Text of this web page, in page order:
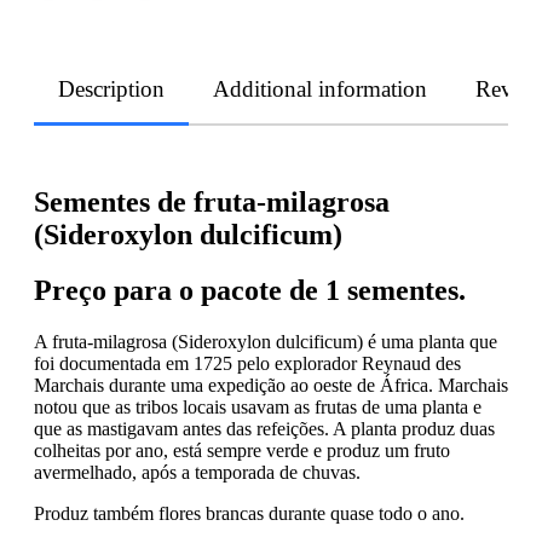
Description Additional information
Sementes de fruta-milagrosa
(Sideroxylon dulcificum)
Preço para o pacote de 1 sementes.
A fruta-milagrosa (Sideroxylon dulcificum) é uma planta que
foi documentada em 1725 pelo explorador Reynaud des
Marchais durante uma expedição ao oeste de África. Marchais
notou que as tribos locais usavam as frutas de uma planta e
que as mastigavam antes das refeições. A planta produz duas
colheitas por ano, está sempre verde e produz um fruto
avermelhado, após a temporada de chuvas.
Produz também flores brancas durante quase todo o ano.